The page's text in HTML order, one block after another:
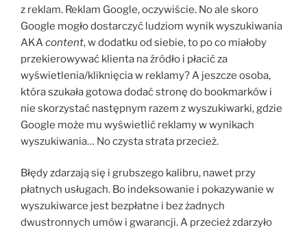
z reklam. Reklam Google, oczywiście. No ale skoro
Google mogło dostarczyć ludziom wynik wyszukiwania
AKAcontent, w dodatku od siebie, to po co miałoby
przekierowywać klienta na źródło i płacić za
wyświetlenia/kliknięcia w reklamy? A jeszcze osoba,
która szukała gotowa dodać stronę do bookmarków i
nie skorzystać następnym razem z wyszukiwarki, gdzie
Google może mu wyświetlić reklamy w wynikach
wyszukiwania… No czysta strata przecież.
Błędy zdarzają się i grubszego kalibru, nawet przy
płatnych usługach. Bo indeksowanie i pokazywanie w
wyszukiwarce jest bezpłatne i bez żadnych
dwustronnych umów i gwarancji. A przecież zdarzyło